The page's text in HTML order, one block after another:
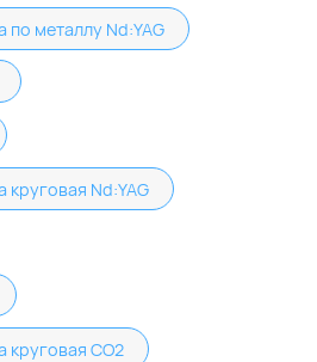
по металлу Nd:YAG
круговая Nd:YAG
круговая CO2